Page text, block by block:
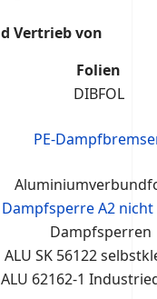
Vertrieb von
Folien
DIBFOL
PE-
Dampfsperre A2
Dampfsperren
ALU SK 56122
ALU 62162-1